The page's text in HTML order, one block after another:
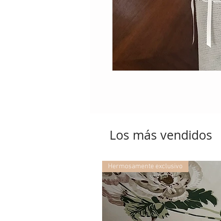
Los más vendidos
Hermosamente exclusivo